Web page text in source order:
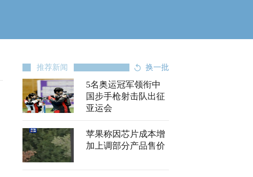
推荐新闻 换一批
5名奥运冠军领衔中
国步手枪射击队出征
亚运会
苹果称因芯片成本增
加上调部分产品售价